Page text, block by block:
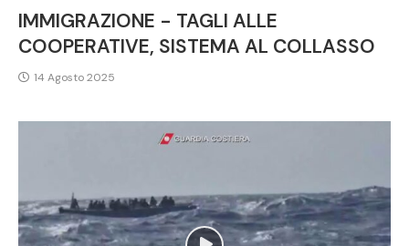
IMMIGRAZIONE - TAGLI ALLE
COOPERATIVE, SISTEMA AL COLLASSO
14 Agosto 2025